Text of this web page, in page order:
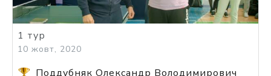
1 тур
10 жовт, 2020
Поддубняк Олександр Володимирович